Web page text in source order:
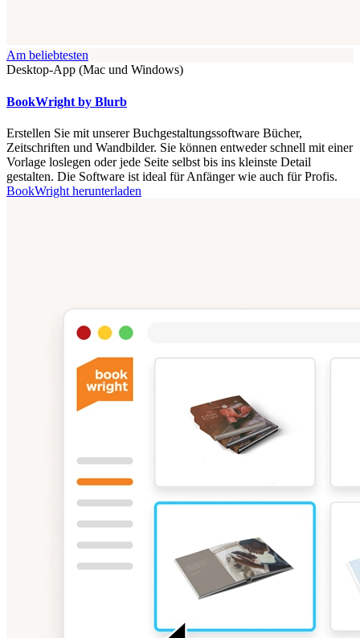
Am beliebtesten
Desktop-App (Mac und Windows)
BookWright by Blurb
Erstellen Sie mit unserer Buchgestaltungssoftware Bücher,
Zeitschriften und Wandbilder. Sie können entweder schnell mit einer
Vorlage loslegen oder jede Seite selbst bis ins kleinste Detail
gestalten. Die Software ist ideal für Anfänger wie auch für Profis.
BookWright herunterladen